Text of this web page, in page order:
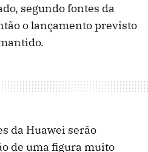
segundo fontes da
o lançamento previsto
da Huawei serão
de uma figura muito